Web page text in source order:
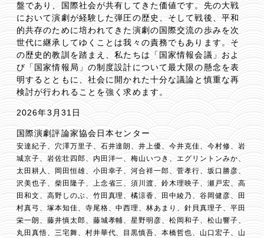
盤であり、国際社会が共有してきた価値です。先の大戦
において演劇が経験した弾圧の歴史、そして戦後、平和
的共存のために培われてきた演劇の国際交流の歩みを次
世代に継承してゆくことは我々の責務でもあります。そ
の歴史的教訓を踏まえ、私たちは「国家情報会議」およ
び「国家情報局」の制度設計について最大限の懸念を表
明するとともに、社会に開かれた十分な議論と慎重な再
検討が行われることを強く求めます。
2026年3月31日
国際演劇評論家協会日本センター
安達紀子、穴澤万里子、石井達朗、井上優、今井克佳、今村修、岩
城京子、岩佐壮四郎、内田洋一、梅山いつき、エグリントンみか、
太田耕人、岡田恒雄、小田幸子、河合祥一郎、菅孝行、坂口勝彦、
沢美也子、柴田隆子、上念省三、須川渡、鈴木理映子、瀬戸宏、高
田和文、高野しのぶ、竹田真理、橘涼香、田中綾乃、谷岡健彦、田
村真弓、塚本知佳、寺尾格、中西理、林あまり、針貝真理子、平田
栄一朗、藤井慎太郎、藤城孝輔、星野明彦、松岡和子、松山響子、
丸田真悟、三宅舞、村井華代、目黒慎吾、本橋哲也、山口宏子、山